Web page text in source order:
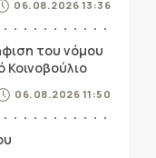
06.08.2026 13:36
του νόμου
Κοινοβούλιο
06.08.2026 11:50